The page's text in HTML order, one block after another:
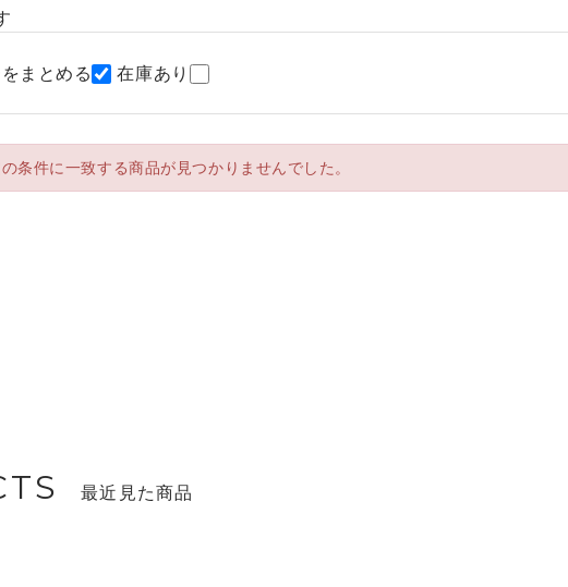
まとめる 在庫あり
条件に一致する商品が見つかりませんでした。
最近見た商品